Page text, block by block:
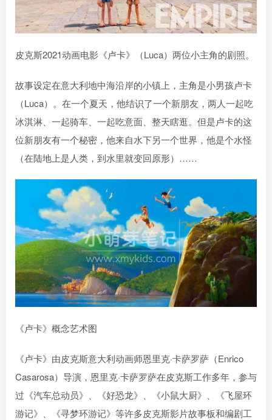
皮克斯2021动画电影《卢卡》（Luca）两位小主角的剧照。
故事设定在意大利地中海沿岸的小镇上，主角是小男孩卢卡
（Luca）。在一个夏天，他结识了一个新朋友，两人一起吃
冰淇淋、一起骑车、一起吃意面、整天瞎逛。但是卢卡的这
位新朋友有一个秘密，他来自水下另一个世界，他是个水怪
（在陆地上是人类，到水里就变回原形）……
《卢卡》概念艺术图
《卢卡》由皮克斯意大利动画师恩里克·卡萨罗萨（Enrico
Casarosa）导演，恩里克·卡萨罗萨在皮克斯工作多年，参与
过《汽车总动员》、《好恐龙》、《小鼠大厨》、《飞屋环
游记》、《寻梦环游记》等许多皮克斯影片故事板和编剧工